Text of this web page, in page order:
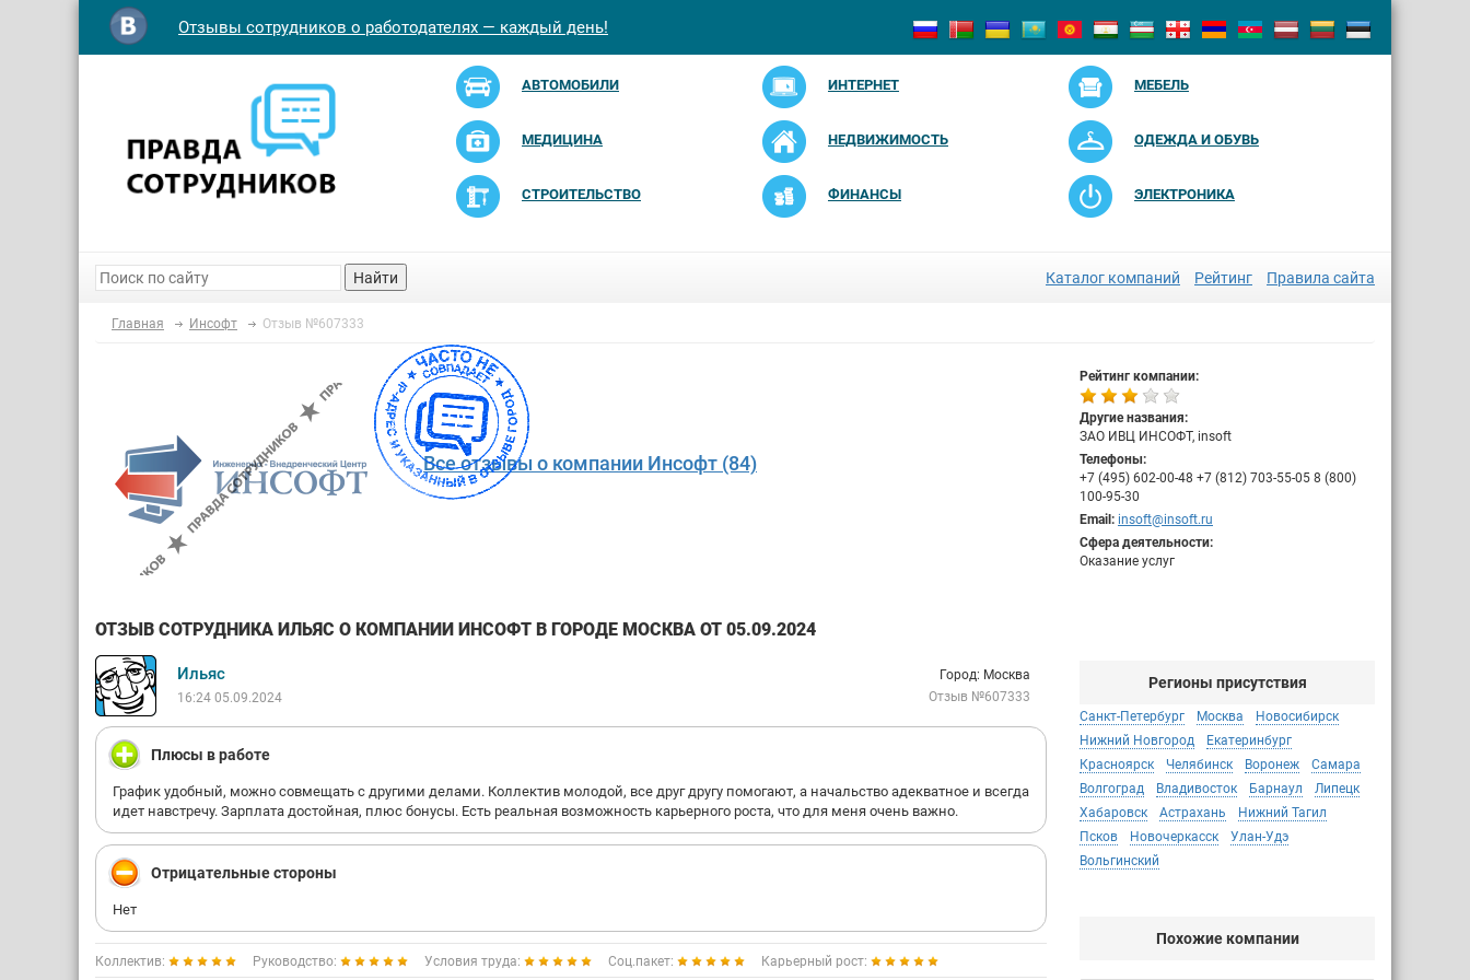
Отзывы сотрудников о работодателях — каждый день!
АВТОМОБИЛИ ИНТЕРНЕТ МЕБЕЛЬ
МЕДИЦИНА НЕДВИЖИМОСТЬ ОДЕЖДА И ОБУВЬ
СТРОИТЕЛЬСТВО ФИНАНСЫ ЭЛЕКТРОНИКА
Найти Каталог компаний Рейтинг Правила сайта
Главная Инсофт Отзыв №607333
Все отзывы о компании Инсофт (84)
Рейтинг компании:
Другие названия:
ЗАО ИВЦ ИНСОФТ, insoft
Телефоны:
+7 (495) 602-00-48 +7 (812) 703-55-05 8 (800)
100-95-30
Email: insoft@insoft.ru
Сфера деятельности:
Оказание услуг
ОТЗЫВ СОТРУДНИКА ИЛЬЯС О КОМПАНИИ ИНСОФТ В ГОРОДЕ МОСКВА ОТ 05.09.2024
Ильяс
16:24 05.09.2024
Город: Москва
Отзыв №607333
Плюсы в работе
График удобный, можно совмещать с другими делами. Коллектив молодой, все друг другу помогают, а начальство адекватное и всегда
идет навстречу. Зарплата достойная, плюс бонусы. Есть реальная возможность карьерного роста, что для меня очень важно.
Отрицательные стороны
Нет
Коллектив: Руководство: Условия труда: Соц.пакет: Карьерный рост:
Регионы присутствия
Санкт-Петербург Москва
Новосибирск
Нижний Новгород
Екатеринбург
Красноярск
Челябинск Воронеж
Самара
Волгоград
Владивосток Барнаул
Липецк
Хабаровск
Астрахань
Нижний Тагил
Псков
Новочеркасск
Улан-Удэ
Вольгинский
Похожие компании